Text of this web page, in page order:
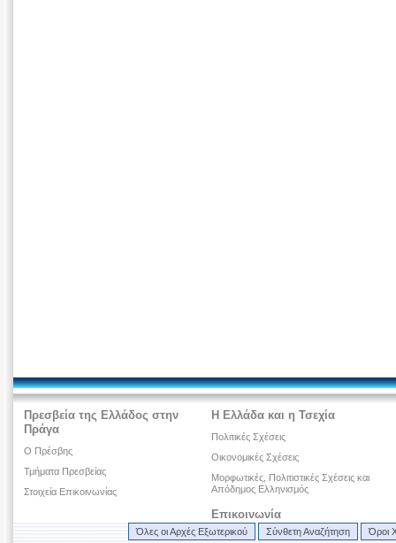
Πρεσβεία της Ελλάδος στην
Πράγα
Ο Πρέσβης
Τμήματα Πρεσβείας
Στοιχεία Επικοινωνίας
Η Ελλάδα και η Τσεχία
Πολιτικές Σχέσεις
Οικονομικές Σχέσεις
Μορφωτικές, Πολιτιστικές Σχέσεις και
Απόδημος Ελληνισμός
Επικοινωνία
Όλες οι Αρχές Εξωτερικού Σύνθετη Αναζήτηση Όροι